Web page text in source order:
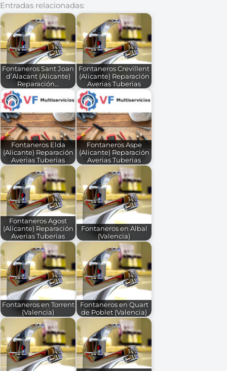
Entradas relacionadas:
Fontaneros Sant Joan
d’Alacant (Alicante)
Reparación…
Fontaneros Crevillent
(Alicante) Reparación
Averias Tuberias
Fontaneros Elda
(Alicante) Reparación
Averias Tuberias
Fontaneros Aspe
(Alicante) Reparación
Averias Tuberias
Fontaneros Agost
(Alicante) Reparación
Averias Tuberias
Fontaneros en Albal
(Valencia)
Fontaneros en Torrent
(Valencia)
Fontaneros en Quart
de Poblet (Valencia)